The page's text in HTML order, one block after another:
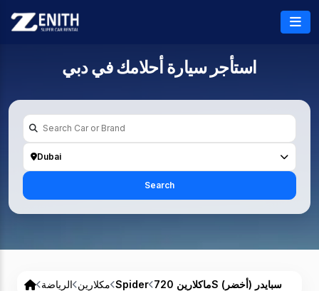
استأجر سيارة أحلامك فيدبي
Dubai
Search
الرياضة مكلارين Spider ماكلارين 720S سبايدر (أخضر)